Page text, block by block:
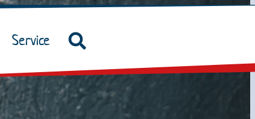
Service